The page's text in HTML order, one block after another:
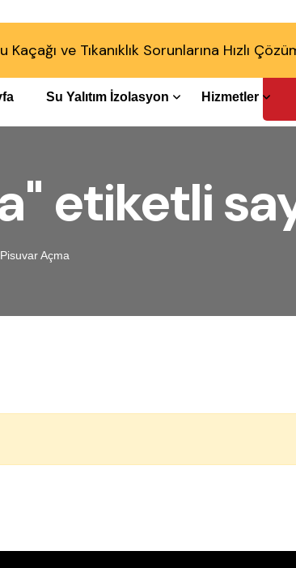
ve Tıkanıklık Sorunlarına Hızlı
Su Yalıtım İzolasyon Hizmetler
etiketli
Açma